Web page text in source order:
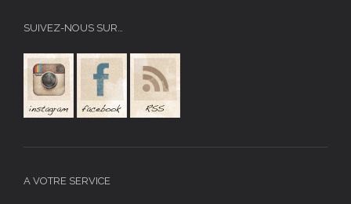
SUIVEZ-NOUS SUR…
A VOTRE SERVICE